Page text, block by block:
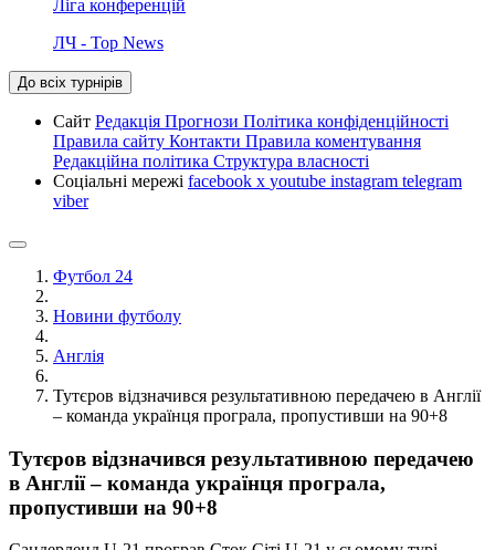
Ліга конференцій
ЛЧ - Top News
До всіх турнірів
Сайт Редакція Прогнози Політика конфіденційності
Правила сайту Контакти Правила коментування
Редакційна політика Структура власності
Соціальні мережі facebook x youtube instagram telegram
viber
Футбол 24
Новини футболу
Англія
Тутєров відзначився результативною передачею в Англії
– команда українця програла, пропустивши на 90+8
Тутєров відзначився результативною передачею
в Англії – команда українця програла,
пропустивши на 90+8